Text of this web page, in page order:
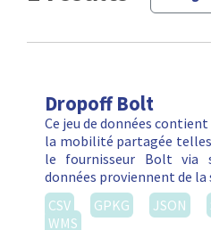
Dropoff Bolt
Ce jeu de données
la mobilité partagée
le fournisseur Bolt via
données proviennent de
CSV
GPKG JSON
WMS